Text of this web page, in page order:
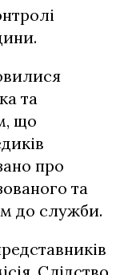
та
що
про
та
до служби.